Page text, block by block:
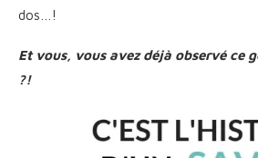
dos…!
Et vous, vous avez déjà observé ce
?!